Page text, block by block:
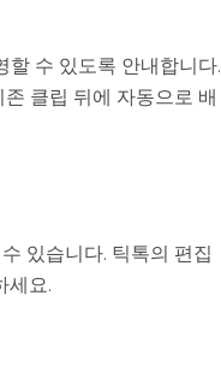
할 수 있도록 안내합니다.
클립 뒤에 자동으로 배
있습니다. 틱톡의 편집
세요.